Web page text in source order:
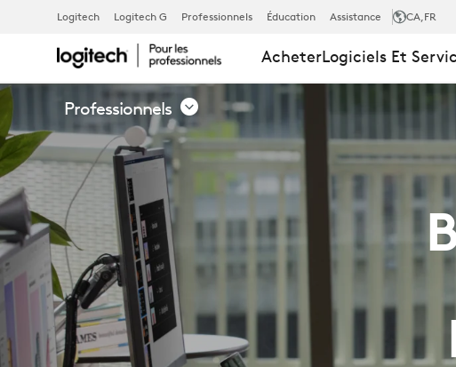
BIBLIOTHÈQUE
DE
RESSOURCES
|
LOGITECH
Logitech Logitech G Professionnels Éducation Assistance CA,FR
AcheterLogiciels Et
Professionnels